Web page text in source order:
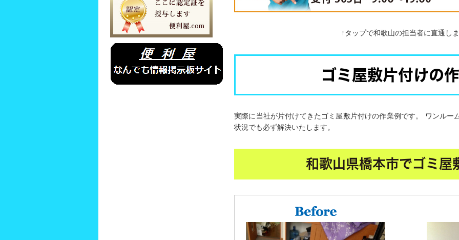
↑タップで和歌山の担当者に直通し
ゴミ屋敷片付けの
実際に当社が片付けてきたゴミ屋敷片付けの作業例です。 ワンルー
状況でも必ず解決いたします。
和歌山県橋本市でゴミ屋